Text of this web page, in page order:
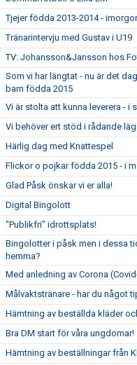
Tjejer födda 2013-2014 -
Tränarintervju med Gustav i U19
TV: Johansson&Jansson hos
Som vi har längtat - nu är det
barn födda 2015
Vi är stolta att kunna leverera - i
Vi behöver ert stöd i rådande
Härlig dag med Knattespel
Flickor o pojkar födda 2015 - i
Glad Påsk önskar vi er alla!
Digital Bingolott
"Publikfri" idrottsplats!
Bingolotter i påsk men i dessa
hemma?
Med anledning av Corona
Målvaktstränare - har du något
Hämtning av beställda kläder
Bra DM start för våra ungdomar!
Hämtning av beställningar från